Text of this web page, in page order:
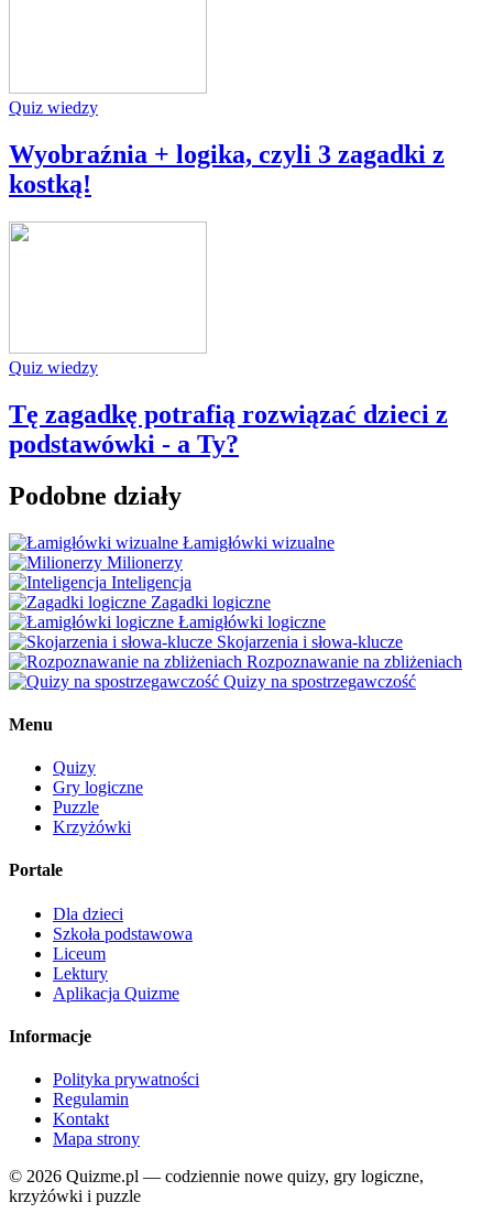
Quiz wiedzy
Wyobraźnia + logika, czyli 3 zagadki z
kostką!
Quiz wiedzy
Tę zagadkę potrafią rozwiązać dzieci z
podstawówki - a Ty?
Podobne działy
Łamigłówki wizualne
Milionerzy
Inteligencja
Zagadki logiczne
Łamigłówki logiczne
Skojarzenia i słowa-klucze
Rozpoznawanie na zbliżeniach
Quizy na spostrzegawczość
Menu
Quizy
Gry logiczne
Puzzle
Krzyżówki
Portale
Dla dzieci
Szkoła podstawowa
Liceum
Lektury
Aplikacja Quizme
Informacje
Polityka prywatności
Regulamin
Kontakt
Mapa strony
© 2026 Quizme.pl — codziennie nowe quizy, gry logiczne,
krzyżówki i puzzle